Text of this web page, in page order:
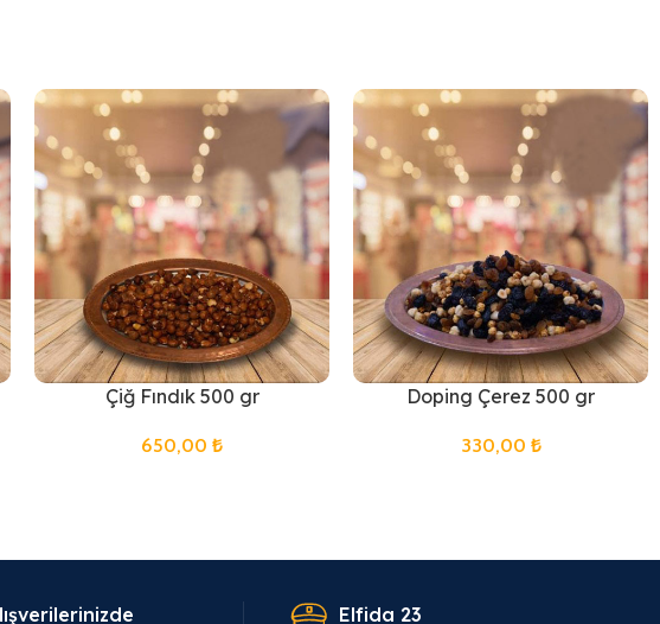
Çiğ Fındık 500 gr
650,00₺
Doping Çerez 500 gr
330,00 ₺
Elfida 23